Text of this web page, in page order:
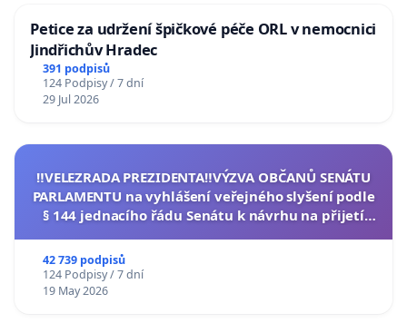
Petice za udržení špičkové péče ORL v nemocnici
Jindřichův Hradec
391 podpisů
124 Podpisy / 7 dní
29 Jul 2026
‼️VELEZRADA PREZIDENTA‼️VÝZVA OBČANŮ SENÁTU
PARLAMENTU na vyhlášení veřejného slyšení podle
§ 144 jednacího řádu Senátu k návrhu na přijetí
42 739 podpisů
124 Podpisy / 7 dní
19 May 2026